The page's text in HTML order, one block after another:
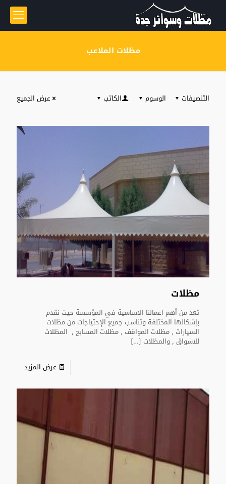
مظلات الملاعب
التنصيفات الوسوم الكاتب عرض الجميع
مظلات
تعد من أهم اعمالنا الإساسية في المؤسسة حيث نقدم
بإشكالها المختلفة وتناسب جميع الإحتياجات من مظلات
السيارات , مظلات المواقف , مظلات المسابح , المظلات
للاسواق , والمظلات […]
عرض المزيد